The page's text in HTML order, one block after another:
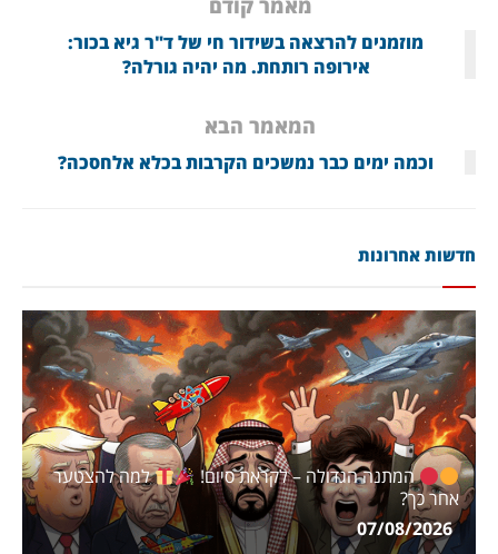
מאמר קודם
מוזמנים להרצאה בשידור חי של ד"ר גיא בכור:
אירופה רותחת. מה יהיה גורלה?
המאמר הבא
וכמה ימים כבר נמשכים הקרבות בכלא אלחסכה?
חדשות אחרונות
המתנה הגדולה – לקראת סיום!
למה להצטער
אחר כך?
07/08/2026